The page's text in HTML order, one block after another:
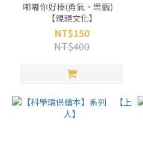
嘟嘟你好棒(勇氣、樂觀)
【親親文化】
NT$150
NT$400